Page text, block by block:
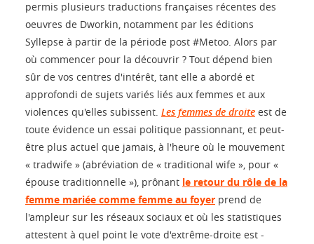
permis plusieurs traductions françaises récentes des
oeuvres de Dworkin, notamment par les éditions
Syllepse à partir de la période post #Metoo. Alors par
où commencer pour la découvrir ? Tout dépend bien
sûr de vos centres d'intérêt, tant elle a abordé et
approfondi de sujets variés liés aux femmes et aux
violences qu'elles subissent. Les femmes de droite est de
toute évidence un essai politique passionnant, et peut-
être plus actuel que jamais, à l'heure où le mouvement
« tradwife » (abréviation de « traditional wife », pour «
épouse traditionnelle »), prônant le retour du rôle de la
femme mariée comme femme au foyer prend de
l'ampleur sur les réseaux sociaux et où les statistiques
attestent à quel point le vote d'extrême-droite est -